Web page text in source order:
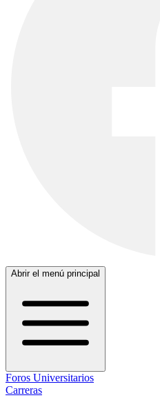
Abrir el menú principal
Foros Universitarios
Carreras